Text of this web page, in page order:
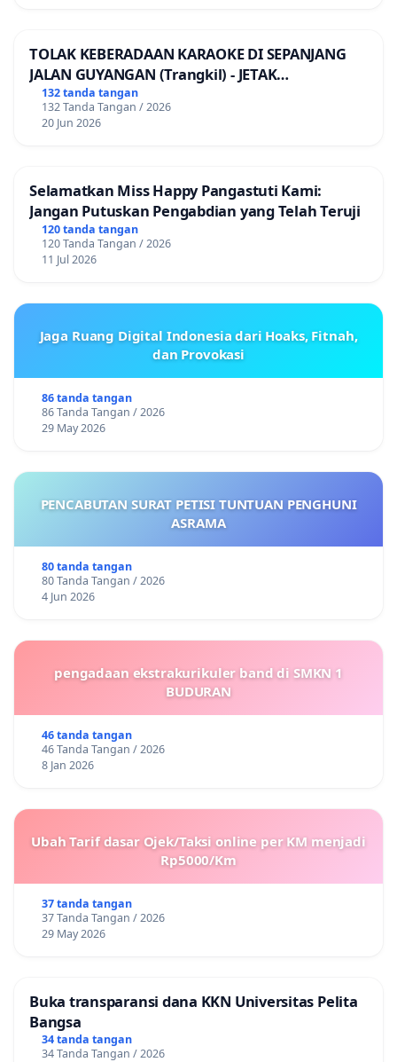
TOLAK KEBERADAAN KARAOKE DI SEPANJANG
JALAN GUYANGAN (Trangkil) - JETAK
(Wedarijaksa) Kab. PATI
132 tanda tangan
132 Tanda Tangan / 2026
20 Jun 2026
Selamatkan Miss Happy Pangastuti Kami:
Jangan Putuskan Pengabdian yang Telah Teruji
120 tanda tangan
120 Tanda Tangan / 2026
11 Jul 2026
Jaga Ruang Digital Indonesia dari Hoaks, Fitnah,
dan Provokasi
86 tanda tangan
86 Tanda Tangan / 2026
29 May 2026
PENCABUTAN SURAT PETISI TUNTUAN PENGHUNI
ASRAMA
80 tanda tangan
80 Tanda Tangan / 2026
4 Jun 2026
pengadaan ekstrakurikuler band di SMKN 1
BUDURAN
46 tanda tangan
46 Tanda Tangan / 2026
8 Jan 2026
Ubah Tarif dasar Ojek/Taksi online per KM menjadi
Rp5000/Km
37 tanda tangan
37 Tanda Tangan / 2026
29 May 2026
Buka transparansi dana KKN Universitas Pelita
Bangsa
34 tanda tangan
34 Tanda Tangan / 2026